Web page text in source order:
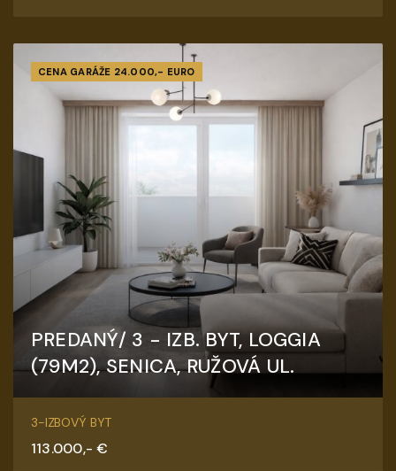
CENA GARÁŽE 24.000,- EURO
PREDANÝ/ 3 - IZB. BYT, LOGGIA
(79M2), SENICA, RUŽOVÁ UL.
Ružová, Senica
3-IZBOVÝ BYT
113.000,- €